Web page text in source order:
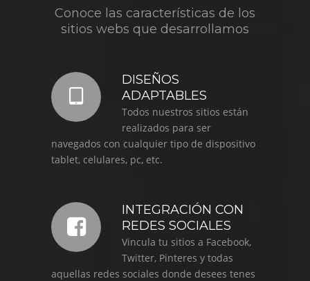
Conoce las características de los
sitios webs que desarrollamos
DISEÑOS
ADAPTABLES
Todos nuestros sitios están
realizados para ser
navegados con cualquier tipo de dispositivo
tablet, celulares, pc, etc.
INTEGRACIÓN CON
REDES SOCIALES
Vincula tu sitios a Facebook,
Twitter, Pinteres y todas
aquellas redes sociales donde desees tenes